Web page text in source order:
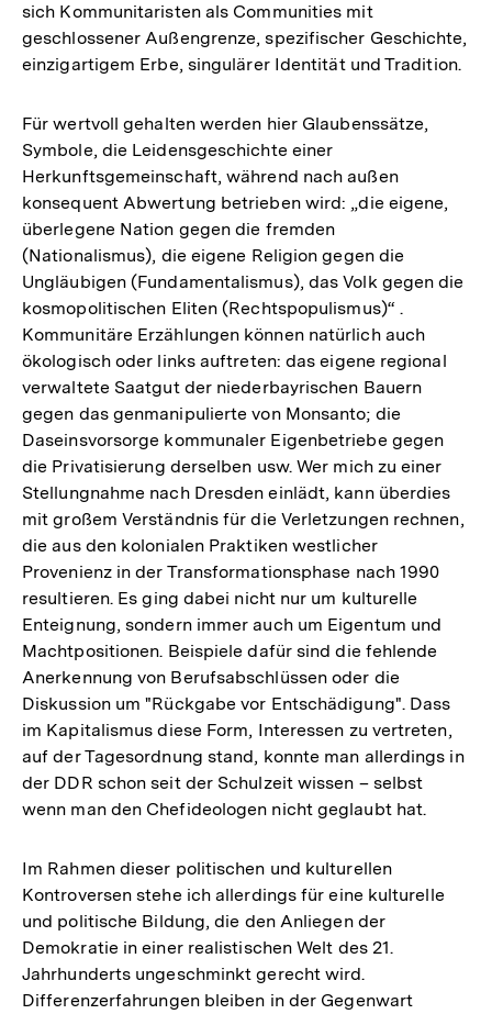
sich Kommunitaristen als Communities mit
geschlossener Außengrenze, spezifischer Geschichte,
einzigartigem Erbe, singulärer Identität und Tradition.
Für wertvoll gehalten werden hier Glaubenssätze,
Symbole, die Leidensgeschichte einer
Herkunftsgemeinschaft, während nach außen
konsequent Abwertung betrieben wird: „die eigene,
überlegene Nation gegen die fremden
(Nationalismus), die eigene Religion gegen die
Ungläubigen (Fundamentalismus), das Volk gegen die
kosmopolitischen Eliten (Rechtspopulismus)“ .
Kommunitäre Erzählungen können natürlich auch
ökologisch oder links auftreten: das eigene regional
verwaltete Saatgut der niederbayrischen Bauern
gegen das genmanipulierte von Monsanto; die
Daseinsvorsorge kommunaler Eigenbetriebe gegen
die Privatisierung derselben usw. Wer mich zu einer
Stellungnahme nach Dresden einlädt, kann überdies
mit großem Verständnis für die Verletzungen rechnen,
die aus den kolonialen Praktiken westlicher
Provenienz in der Transformationsphase nach 1990
resultieren. Es ging dabei nicht nur um kulturelle
Enteignung, sondern immer auch um Eigentum und
Machtpositionen. Beispiele dafür sind die fehlende
Anerkennung von Berufsabschlüssen oder die
Diskussion um "Rückgabe vor Entschädigung". Dass
im Kapitalismus diese Form, Interessen zu vertreten,
auf der Tagesordnung stand, konnte man allerdings in
der DDR schon seit der Schulzeit wissen – selbst
wenn man den Chefideologen nicht geglaubt hat.
Im Rahmen dieser politischen und kulturellen
Kontroversen stehe ich allerdings für eine kulturelle
und politische Bildung, die den Anliegen der
Demokratie in einer realistischen Welt des 21.
Jahrhunderts ungeschminkt gerecht wird.
Differenzerfahrungen bleiben in der Gegenwart